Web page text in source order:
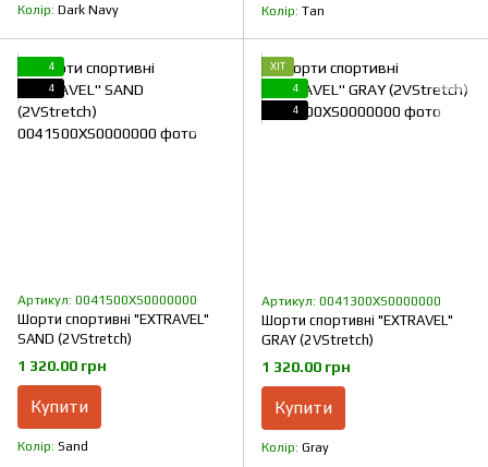
Колір Dark Navy Колір Tan
4
4
Артикул: 0041500XS0000000
Шорти спортивні "EXTRAVEL"
SAND (2VStretch)
1 320.00 грн
Купити
Колір Sand
ХІТ
4
4
Артикул: 0041300XS0000000
Шорти спортивні "EXTRAVEL"
GRAY (2VStretch)
1 320.00 грн
Купити
Колір Gray